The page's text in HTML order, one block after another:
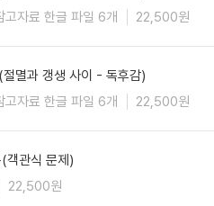
자료 한글 파일 6개 22,500원
멸과 갱생 사이 - 독후감)
자료 한글 파일 6개 22,500원
객관식 문제)
22,500원